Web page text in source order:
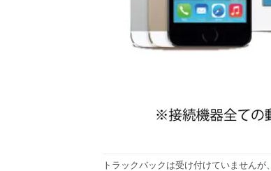
トラックバックは受け付けていませんが、